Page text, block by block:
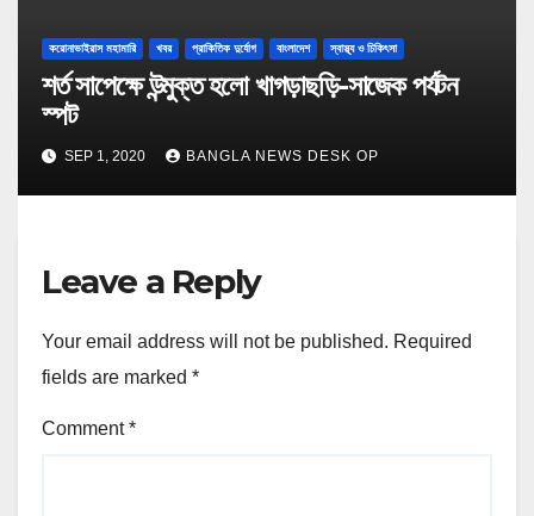
করোনাভাইরাস মহামারি খবর প্রাকিতিক দুর্যোগ বাংলাদেশ স্বাস্থ্য ও চিকিৎসা
শর্ত সাপেক্ষে উন্মুক্ত হলো খাগড়াছড়ি-সাজেক পর্যটন
স্পট
SEP 1, 2020 BANGLA NEWS DESK OP
Leave a Reply
Your email address will not be published. Required
fields are marked *
Comment*